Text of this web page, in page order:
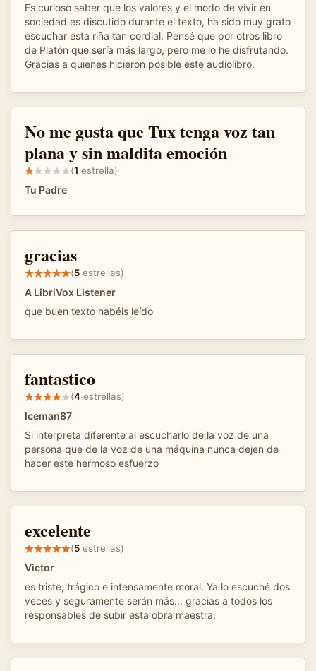
Es curioso saber que los valores y el modo de vivir en
sociedad es discutido durante el texto, ha sido muy grato
escuchar esta riña tan cordial. Pensé que por otros libro
de Platón que sería más largo, pero me lo he disfrutando.
Gracias a quienes hicieron posible este audiolibro.
No me gusta que Tux tenga voz tan
plana y sin maldita emoción
(1 estrella)
Tu Padre
gracias
(5 estrellas)
A LibriVox Listener
que buen texto habéis leído
fantastico
(4 estrellas)
Iceman87
Si interpreta diferente al escucharlo de la voz de una
persona que de la voz de una máquina nunca dejen de
hacer este hermoso esfuerzo
excelente
(5 estrellas)
Victor
es triste, trágico e intensamente moral. Ya lo escuché dos
veces y seguramente serán más... gracias a todos los
responsables de subir esta obra maestra.